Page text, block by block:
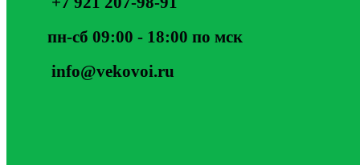
пн-сб 09:00 - 18:00 по мск
info@vekovoi.ru